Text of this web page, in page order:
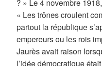
? » Le 4 novembre
« Les trônes croulent
partout la république
empereurs ou les rois
Jaurès avait raison
l’idée démocratique